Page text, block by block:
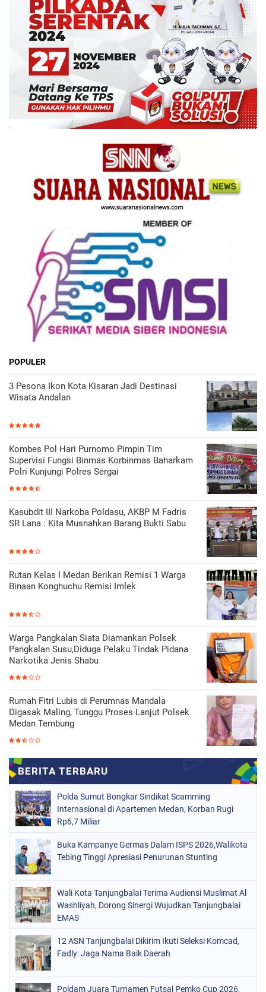
POPULER
3 Pesona Ikon Kota Kisaran Jadi Destinasi
Wisata Andalan
Kombes Pol Hari Purnomo Pimpin Tim
Supervisi Fungsi Binmas Korbinmas Baharkam
Polri Kunjungi Polres Sergai
Kasubdit III Narkoba Poldasu, AKBP M Fadris
SR Lana : Kita Musnahkan Barang Bukti Sabu
Rutan Kelas I Medan Berikan Remisi 1 Warga
Binaan Konghuchu Remisi Imlek
Warga Pangkalan Siata Diamankan Polsek
Pangkalan Susu,Diduga Pelaku Tindak Pidana
Narkotika Jenis Shabu
Rumah Fitri Lubis di Perumnas Mandala
Digasak Maling, Tunggu Proses Lanjut Polsek
Medan Tembung
Polda Sumut Bongkar Sindikat Scamming
Internasional di Apartemen Medan, Korban Rugi
Rp6,7 Miliar
Buka Kampanye Germas Dalam ISPS 2026,Walikota
Tebing Tinggi Apresiasi Penurunan Stunting
Wali Kota Tanjungbalai Terima Audiensi Muslimat Al
Washliyah, Dorong Sinergi Wujudkan Tanjungbalai
EMAS
12 ASN Tanjungbalai Dikirim Ikuti Seleksi Komcad,
Fadly: Jaga Nama Baik Daerah
Poldam Juara Turnamen Futsal Pemko Cup 2026,